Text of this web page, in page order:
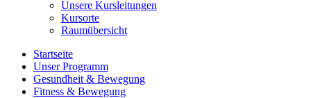
Unsere Kursleitungen
Kursorte
Raumübersicht
Startseite
Unser Programm
Gesundheit & Bewegung
Fitness & Bewegung